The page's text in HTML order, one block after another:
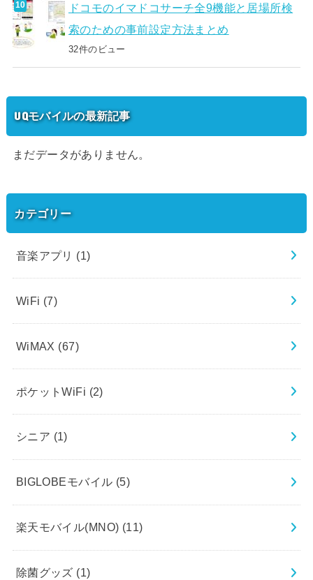
ドコモのイマドコサーチ全9機能と居場所検
索のための事前設定方法まとめ
32件のビュー
UQモバイルの最新記事
まだデータがありません。
カテゴリー
音楽アプリ (1)
WiFi (7)
WiMAX (67)
ポケットWiFi (2)
シニア (1)
BIGLOBEモバイル (5)
楽天モバイル(MNO) (11)
除菌グッズ (1)